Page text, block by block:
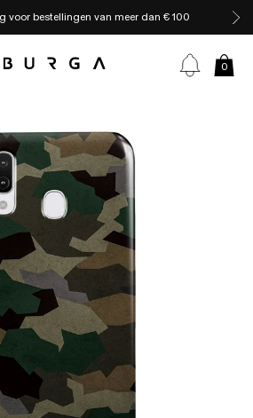
voor bestellingen van meer dan € 100
0